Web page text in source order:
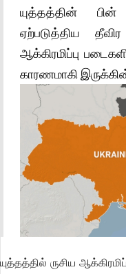
யுத்தத்தின் பின்
ஏற்படுத்திய
ஆக்கிரமிப்பு
காரணமாகி
யுத்தத்தில் ருசிய